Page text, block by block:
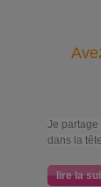
Je
dans la
lire la